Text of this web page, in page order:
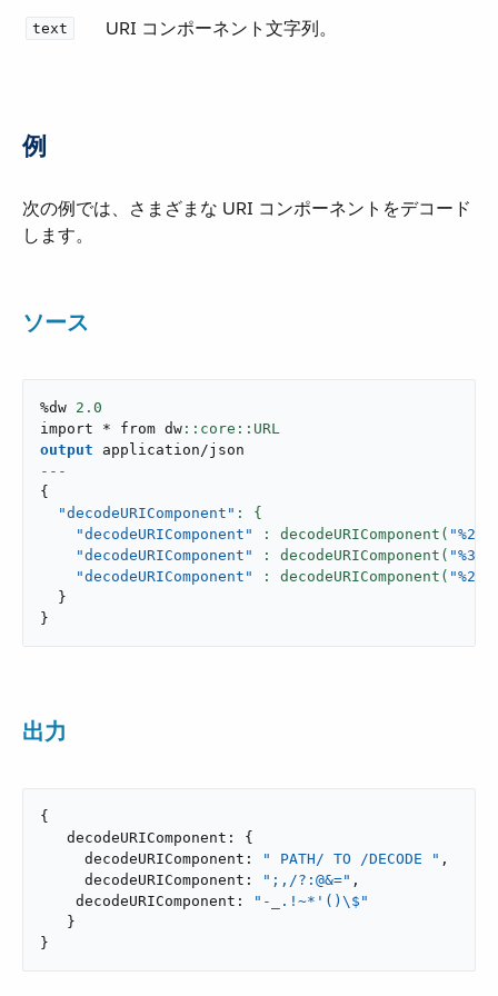
text URI コンポーネント文字列。
例
次の例では、さまざまな URI コンポーネントをデコード
します。
ソース
%dw 2.0
import * from dw
output
application/json
---
{
"decodeURIComponent"
"decodeURIComponent"
: decodeURIComponent(
"decodeURIComponent"
: decodeURIComponent(
"decodeURIComponent"
: decodeURIComponent(
}
}
出力
{
   decodeURIComponent: {
     decodeURIComponent:
" PATH/ TO /DECODE " ,
     decodeURIComponent:
";,/?:@&=" ,
    decodeURIComponent:
"-_.!~*'()\$"
   }
}